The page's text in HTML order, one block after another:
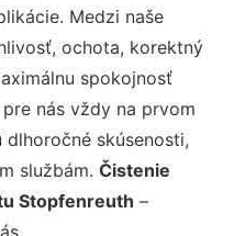
Medzi naše
ochota, korektný
spokojnosť
nás vždy na prvom
skúsenosti,
službám. Čistenie
Stopfenreuth –